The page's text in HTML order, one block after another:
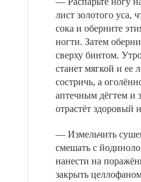
лист золотого уса,
сока и оберните
ногти. Затем
сверху бинтом.
станет мягкой и ее
состричь, а
аптечным дёгтем и
отрастёт здоровый
— Измельчить
смешать с
нанести на
закрыть